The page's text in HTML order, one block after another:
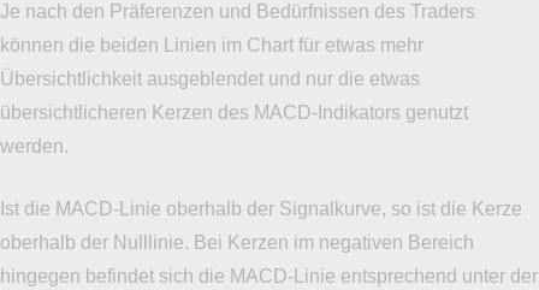
Je nach den Präferenzen und Bedürfnissen des Traders
können die beiden Linien im Chart für etwas mehr
Übersichtlichkeit ausgeblendet und nur die etwas
übersichtlicheren Kerzen des MACD-Indikators genutzt
werden.
Ist die MACD-Linie oberhalb der Signalkurve, so ist die Kerze
oberhalb der Nulllinie. Bei Kerzen im negativen Bereich
hingegen befindet sich die MACD-Linie entsprechend unter der